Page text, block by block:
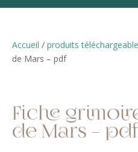
Accueil / produits
de Mars – pdf
Fiche
de Mars – pdf